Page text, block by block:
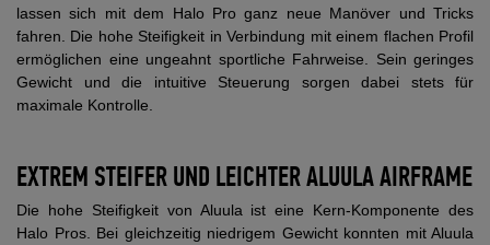
lassen sich mit dem Halo Pro ganz neue Manöver und Tricks
fahren. Die hohe Steifigkeit in Verbindung mit einem flachen Profil
ermöglichen eine ungeahnt sportliche Fahrweise. Sein geringes
Gewicht und die intuitive Steuerung sorgen dabei stets für
maximale Kontrolle.
EXTREM STEIFER UND LEICHTER ALUULA AIRFRAME
Die hohe Steifigkeit von Aluula ist eine Kern-Komponente des
Halo Pros. Bei gleichzeitig niedrigem Gewicht konnten mit Aluula